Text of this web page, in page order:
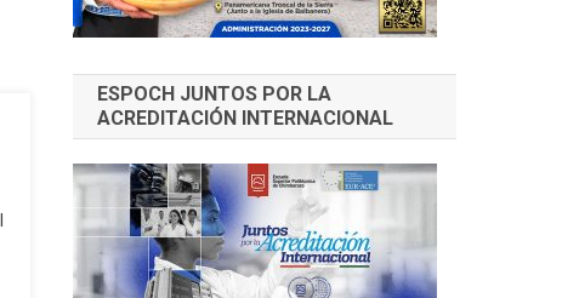
ESPOCH JUNTOS POR LA
ACREDITACIÓN INTERNACIONAL